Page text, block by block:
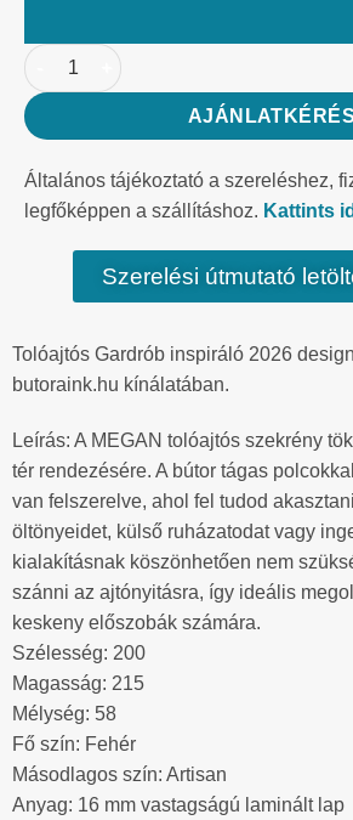
AJÁNLATKÉRÉS
Általános tájékoztató a szereléshez,
legfőképpen a szállításhoz. Kattints
Szerelési útmutató
Tolóajtós Gardrób inspiráló 2026
butoraink.hu kínálatában.
Leírás: A MEGAN tolóajtós szekrény
tér rendezésére. A bútor tágas
van felszerelve, ahol fel tudod
öltönyeidet, külső ruházatodat vagy
kialakításnak köszönhetően nem
szánni az ajtónyitásra, így ideális
keskeny előszobák számára.
Szélesség: 200
Magasság: 215
Mélység: 58
Fő szín: Fehér
Másodlagos szín: Artisan
Anyag: 16 mm vastagságú laminált lap